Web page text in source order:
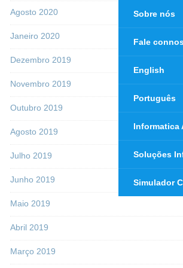
Agosto 2020
Janeiro 2020
Dezembro 2019
Novembro 2019
Outubro 2019
Agosto 2019
Julho 2019
Junho 2019
Maio 2019
Abril 2019
Março 2019
Sobre nós
Fale
English
Português
Informatica
Soluções
Simulador